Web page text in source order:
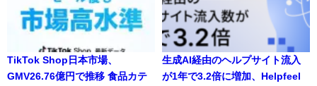
TikTok Shop日本市場、
GMV26.76億円で推移 食品カテ
生成AI経由のヘルプサイト流入
が1年で3.2倍に増加、Helpfeel